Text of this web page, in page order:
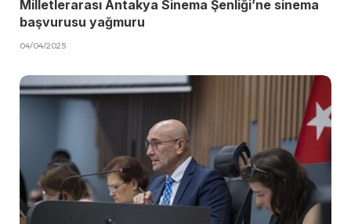
Milletlerarası Antakya Sinema Şenliği’ne sinema
başvurusu yağmuru
04/04/2025